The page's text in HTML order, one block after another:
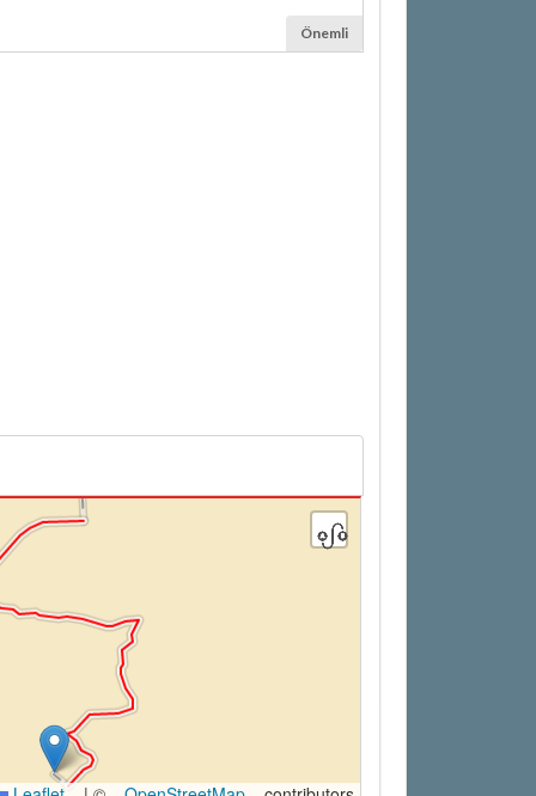
Önemli